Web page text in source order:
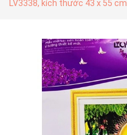
LV3338, kích thước 43 x 55 cm